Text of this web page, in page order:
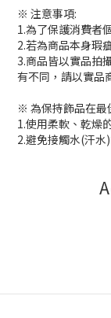
※ 注意事項:
1.為了保護消費者
2.若為商品本身瑕
3.商品皆以實品拍
有不同，請以實品
※ 為保持飾品在最
1.使用柔軟、乾燥
2.避免接觸水(汗